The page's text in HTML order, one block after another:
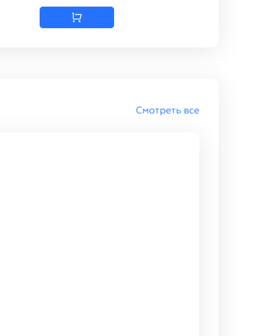
Смотреть все